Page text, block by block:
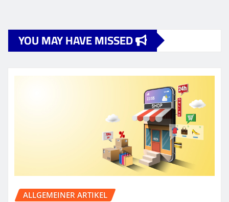
YOU MAY HAVE MISSED
ALLGEMEINER ARTIKEL